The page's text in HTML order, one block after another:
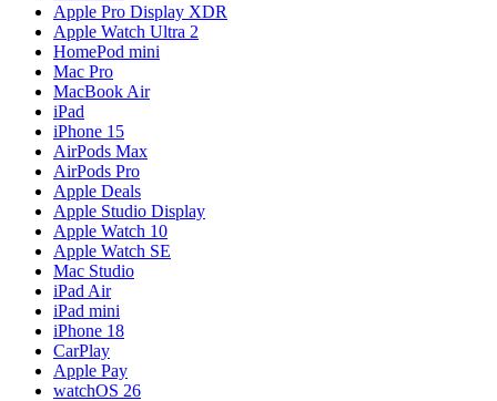
Apple Pro Display XDR
Apple Watch Ultra 2
HomePod mini
Mac Pro
MacBook Air
iPad
iPhone 15
AirPods Max
AirPods Pro
Apple Deals
Apple Studio Display
Apple Watch 10
Apple Watch SE
Mac Studio
iPad Air
iPad mini
iPhone 18
CarPlay
Apple Pay
watchOS 26